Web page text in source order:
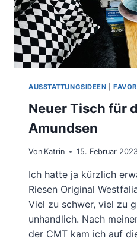
AUSSTATTUNGSIDEEN |
Neuer Tisch für
Amundsen
Von Katrin 15. Februar
Ich hatte ja kürzlich
Riesen Original
Viel zu schwer, viel zu
unhandlich. Nach
der CMT kam ich auf